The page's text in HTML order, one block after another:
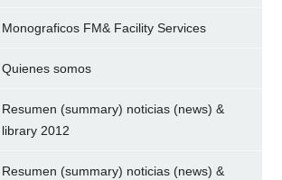
Monograficos FM& Facility Services
Quienes somos
Resumen (summary) noticias (news) &
library 2012
Resumen (summary) noticias (news) &